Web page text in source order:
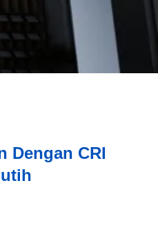
Dengan CRI